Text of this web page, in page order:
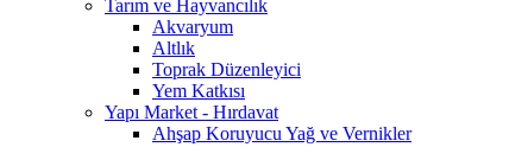
Tarım ve Hayvancılık
Akvaryum
Altlık
Toprak Düzenleyici
Yem Katkısı
Yapı Market - Hırdavat
Ahşap Koruyucu Yağ ve Vernikler